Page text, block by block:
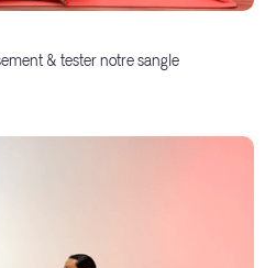
& tester notre sangle